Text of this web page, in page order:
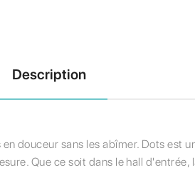
Description
douceur sans les abîmer. Dots est
Que ce soit dans le hall